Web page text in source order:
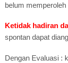
belum memperoleh
Ketidak hadiran
spontan dapat
Dengan Evaluasi :